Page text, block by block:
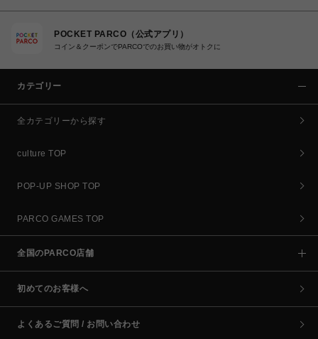
POCKET PARCO（公式アプリ）
コイン＆クーポンでPARCOでのお買い物がオトクに
カテゴリー
全カテゴリーから探す
culture TOP
POP-UP SHOP TOP
PARCO GAMES TOP
全国のPARCO店舗
初めてのお客様へ
よくあるご質問 / お問い合わせ